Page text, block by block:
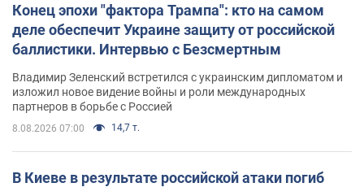
Конец эпохи "фактора Трампа": кто на самом
деле обеспечит Украине защиту от российской
баллистики. Интервью с Безсмертным
Владимир Зеленский встретился с украинским дипломатом и
изложил новое видение войны и роли международных
партнеров в борьбе с Россией
8.08.2026 07:00 14,7 т.
В Киеве в результате российской атаки погиб